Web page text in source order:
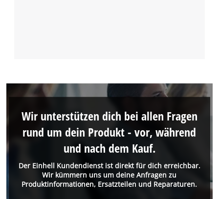
Der Einhell Kundendienst ist direkt für dich erreichbar.
Wir kümmern uns um deine Anfragen zu
Produktinformationen, Ersatzteilen und Reparaturen.
Wir unterstützen dich bei allen Fragen
rund um dein Produkt - vor, während
und nach dem Kauf.